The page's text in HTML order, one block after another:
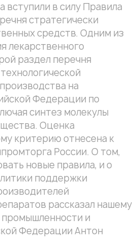
вступили в силу Правила
стратегически
средств. Одним из
лекарственного
раздел перечня
на
Федерации по
синтез молекулы
Оценка
критерию отнесена к
России. О том,
новые правила, и о
поддержки
рассказал нашему
и
Федерации Антон